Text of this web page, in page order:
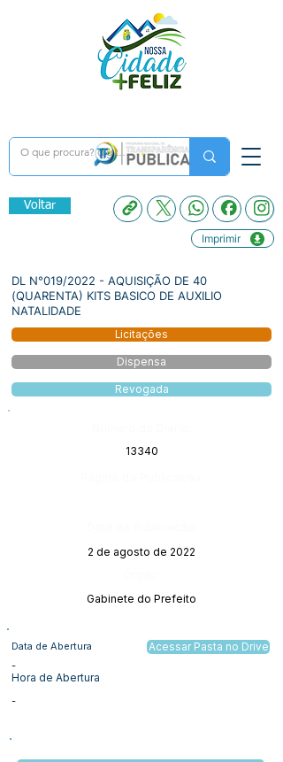
Voltar
Imprimir
DL N°019/2022 - AQUISIÇÃO DE 40
(QUARENTA) KITS BASICO DE AUXILIO
NATALIDADE
Licitações
Dispensa
Revogada
13340
2 de agosto de 2022
Gabinete do Prefeito
Data de Abertura
-
Hora de Abertura
-
Acessar Pasta no Drive